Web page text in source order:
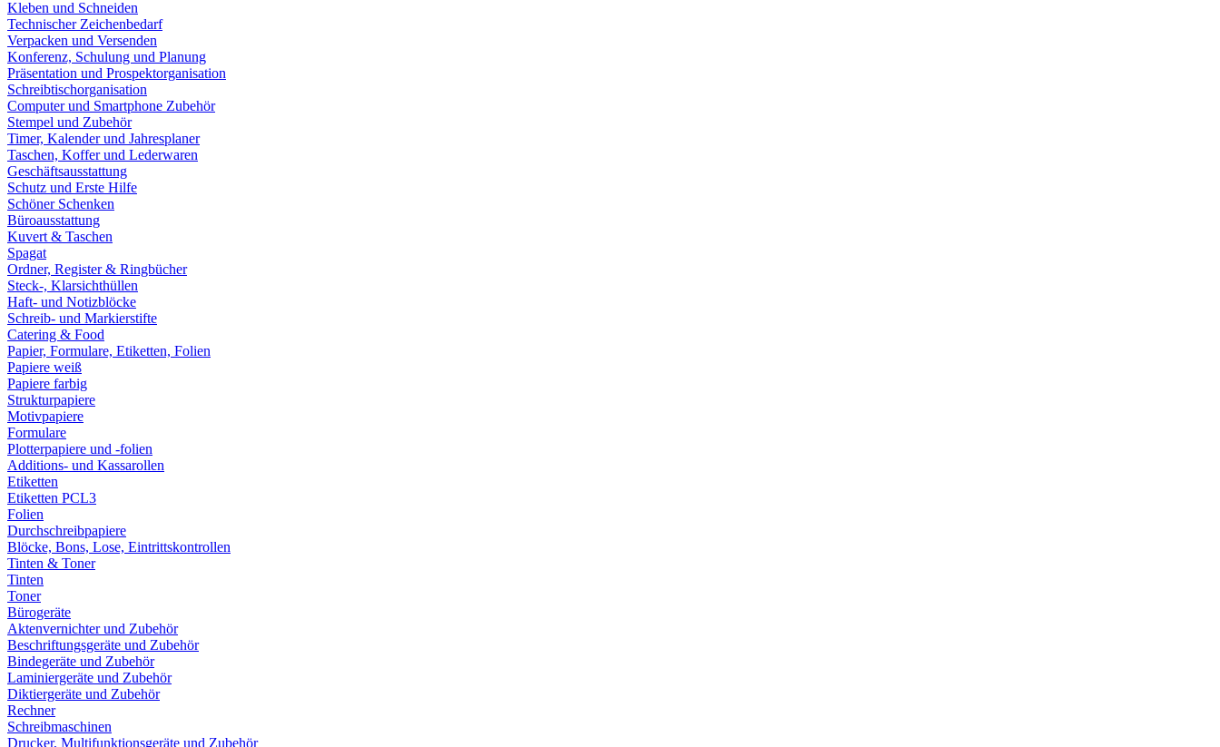
Kleben und Schneiden
Technischer Zeichenbedarf
Verpacken und Versenden
Konferenz, Schulung und Planung
Präsentation und Prospektorganisation
Schreibtischorganisation
Computer und Smartphone Zubehör
Stempel und Zubehör
Timer, Kalender und Jahresplaner
Taschen, Koffer und Lederwaren
Geschäftsausstattung
Schutz und Erste Hilfe
Schöner Schenken
Büroausstattung
Kuvert & Taschen
Spagat
Ordner, Register & Ringbücher
Steck-, Klarsichthüllen
Haft- und Notizblöcke
Schreib- und Markierstifte
Catering & Food
Papier, Formulare, Etiketten, Folien
Papiere weiß
Papiere farbig
Strukturpapiere
Motivpapiere
Formulare
Plotterpapiere und -folien
Additions- und Kassarollen
Etiketten
Etiketten PCL3
Folien
Durchschreibpapiere
Blöcke, Bons, Lose, Eintrittskontrollen
Tinten & Toner
Tinten
Toner
Bürogeräte
Aktenvernichter und Zubehör
Beschriftungsgeräte und Zubehör
Bindegeräte und Zubehör
Laminiergeräte und Zubehör
Diktiergeräte und Zubehör
Rechner
Schreibmaschinen
Drucker, Multifunktionsgeräte und Zubehör